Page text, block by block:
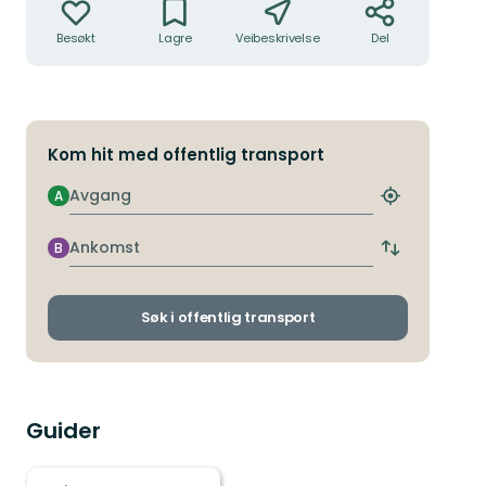
Besøkt Lagre Veibeskrivelse Del
Kom hit med offentlig transport
Avgang
A
Finn
holdeplass
Ankomst
B
Bytt
og
Søk i offentlig transport
Guider